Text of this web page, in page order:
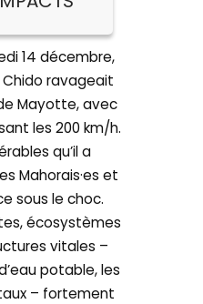
14 décembre,
ravageait
Mayotte, avec
les 200 km/h.
qu’il a
Mahorais·es et
sous le choc.
écosystèmes
vitales –
potable, les
– fortement